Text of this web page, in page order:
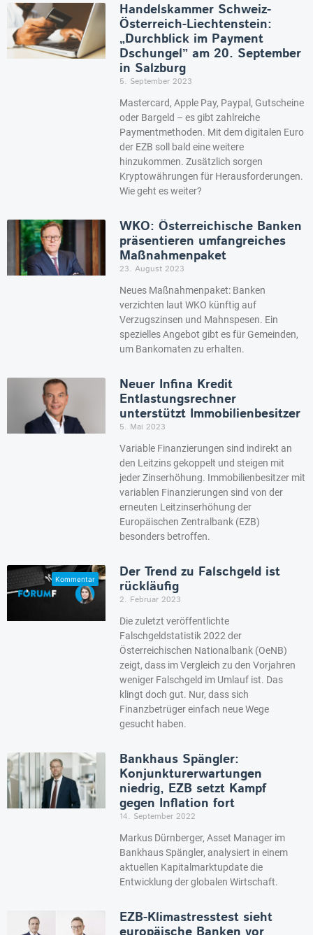
Handelskammer Schweiz-
Österreich-Liechtenstein:
„Durchblick im Payment
Dschungel” am 20. September
in Salzburg
5. September 2023
Mastercard, Apple Pay, Paypal, Gutscheine
oder Bargeld – es gibt zahlreiche
Paymentmethoden. Mit dem digitalen Euro
der EZB soll bald eine weitere
hinzukommen. Zusätzlich sorgen
Kryptowährungen für Herausforderungen.
Wie geht es weiter?
WKO: Österreichische Banken
präsentieren umfangreiches
Maßnahmenpaket
23. August 2023
Neues Maßnahmenpaket: Banken
verzichten laut WKO künftig auf
Verzugszinsen und Mahnspesen. Ein
spezielles Angebot gibt es für Gemeinden,
um Bankomaten zu erhalten.
Neuer Infina Kredit
Entlastungsrechner
unterstützt Immobilienbesitzer
5. Mai 2023
Variable Finanzierungen sind indirekt an
den Leitzins gekoppelt und steigen mit
jeder Zinserhöhung. Immobilienbesitzer mit
variablen Finanzierungen sind von der
erneuten Leitzinserhöhung der
Europäischen Zentralbank (EZB)
besonders betroffen.
Der Trend zu Falschgeld ist
rückläufig
2. Februar 2023
Die zuletzt veröffentlichte
Falschgeldstatistik 2022 der
Österreichischen Nationalbank (OeNB)
zeigt, dass im Vergleich zu den Vorjahren
weniger Falschgeld im Umlauf ist. Das
klingt doch gut. Nur, dass sich
Finanzbetrüger einfach neue Wege
gesucht haben.
Bankhaus Spängler:
Konjunkturerwartungen
niedrig, EZB setzt Kampf
gegen Inflation fort
14. September 2022
Markus Dürnberger, Asset Manager im
Bankhaus Spängler, analysiert in einem
aktuellen Kapitalmarktupdate die
Entwicklung der globalen Wirtschaft.
EZB-Klimastresstest sieht